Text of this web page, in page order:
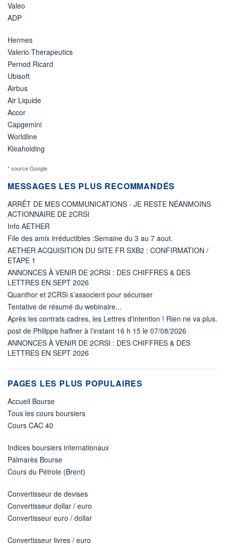
Valeo
ADP
Hermes
Valerio Therapeutics
Pernod Ricard
Ubisoft
Airbus
Air Liquide
Accor
Capgemini
Worldline
Kleaholding
* source Google
MESSAGES LES PLUS RECOMMANDÉS
ARRÊT DE MES COMMUNICATIONS - JE RESTE NÉANMOINS
ACTIONNAIRE DE 2CRSI
Info AETHER
File des amix irréductibles :Semaine du 3 au 7 aout.
AETHER ACQUISITION DU SITE FR SXB2 : CONFIRMATION /
ETAPE 1
ANNONCES À VENIR DE 2CRSI : DES CHIFFRES & DES
LETTRES EN SEPT 2026
Quanthor et 2CRSi s’associent pour sécuriser
Tentative de résumé du webinaire...
Après les contrats cadres, les Lettres d'intention ! Rien ne va plus.
post de Philippe haffner à l'instant 16 h 15 le 07/08/2026
ANNONCES À VENIR DE 2CRSI : DES CHIFFRES & DES
LETTRES EN SEPT 2026
PAGES LES PLUS POPULAIRES
Accueil Bourse
Tous les cours boursiers
Cours CAC 40
Indices boursiers internationaux
Palmarès Bourse
Cours du Pétrole (Brent)
Convertisseur de devises
Convertisseur dollar / euro
Convertisseur euro / dollar
Convertisseur livres / euro